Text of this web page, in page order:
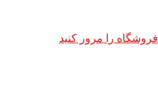
فروشگاه را مرور کنید